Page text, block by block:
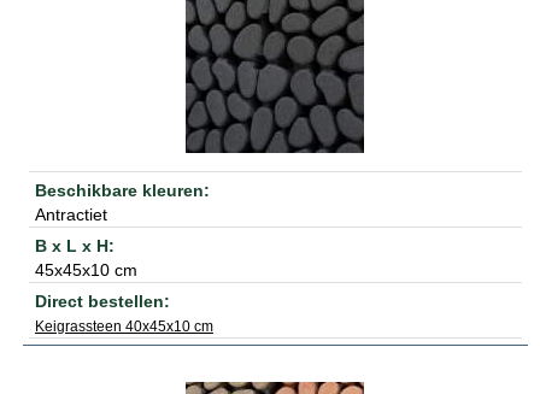
Antractiet
45x45x10 cm
Keigrassteen 40x45x10 cm